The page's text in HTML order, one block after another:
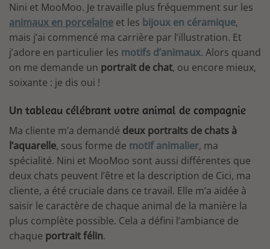
Nini et MooMoo. Je travaille plus fréquemment sur les
animaux en porcelaine et les bijoux en céramique,
mais j’ai commencé ma carrière par l’illustration. Et
j’adore en particulier les motifs d’animaux. Alors quand
on me demande un portrait de chat, ou encore mieux,
soixante : je dis oui !
Un tableau célébrant votre animal de compagnie
Ma cliente m’a demandé deux portraits de chats à
l’aquarelle, sous forme de motif animalier, ma
spécialité. Nini et MooMoo sont aussi différentes que
deux chats peuvent l’être et la description de Cici, ma
cliente, a été cruciale dans ce travail. Elle m’a aidée à
saisir le caractère de chaque animal de la manière la
plus complète possible. Cela a défini l’ambiance de
chaque portrait félin.